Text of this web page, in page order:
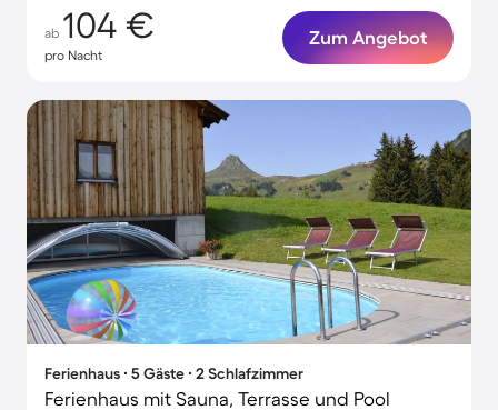
ab 104 €
pro Nacht
Zum Angebot
Ferienhaus ∙ 5 Gäste ∙ 2 Schlafzimmer
Ferienhaus mit Sauna, Terrasse und Pool